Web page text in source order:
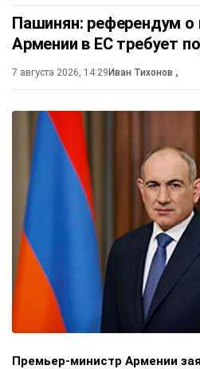
Пашинян: референдум о
Армении в ЕС требует
7 августа 2026, 14:29 Иван Тихонов ,
Премьер-министр Армении